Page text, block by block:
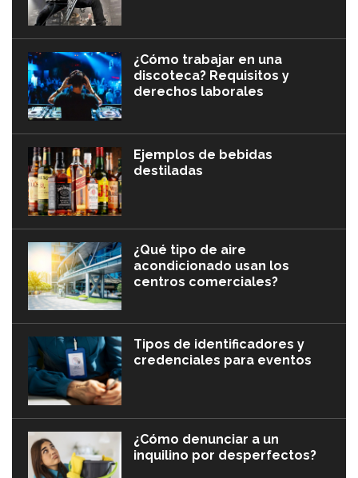
¿Cómo trabajar en una
discoteca? Requisitos y
derechos laborales
Ejemplos de bebidas
destiladas
¿Qué tipo de aire
acondicionado usan los
centros comerciales?
Tipos de identificadores y
credenciales para eventos
¿Cómo denunciar a un
inquilino por desperfectos?